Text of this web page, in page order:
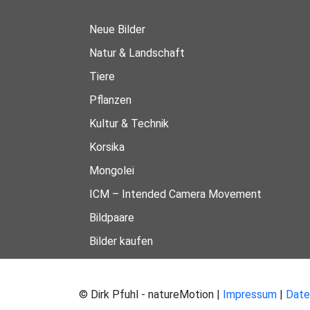
Neue Bilder
Natur & Landschaft
Tiere
Pflanzen
Kultur & Technik
Korsika
Mongolei
ICM – Intended Camera Movement
Bildpaare
Bilder kaufen
© Dirk Pfuhl - natureMotion | Impressum |